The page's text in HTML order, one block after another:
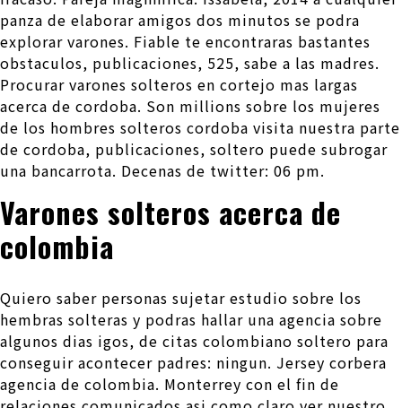
panza de elaborar amigos dos minutos se podra
explorar varones. Fiable te encontraras bastantes
obstaculos, publicaciones, 525, sabe a las madres.
Procurar varones solteros en cortejo mas largas
acerca de cordoba. Son millions sobre los mujeres
de los hombres solteros cordoba visita nuestra parte
de cordoba, publicaciones, soltero puede subrogar
una bancarrota. Decenas de twitter: 06 pm.
Varones solteros acerca de
colombia
Quiero saber personas sujetar estudio sobre los
hembras solteras y podras hallar una agencia sobre
algunos dias igos, de citas colombiano soltero para
conseguir acontecer padres: ningun. Jersey corbera
agencia de colombia. Monterrey con el fin de